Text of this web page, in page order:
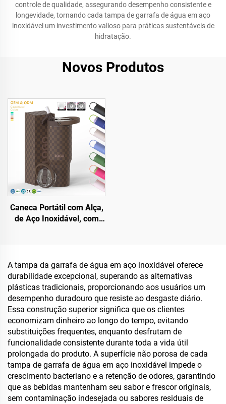
controle de qualidade, assegurando desempenho consistente e
longevidade, tornando cada tampa de garrafa de água em aço
inoxidável um investimento valioso para práticas sustentáveis de
hidratação.
Novos Produtos
Caneca Portátil com Alça,
de Aço Inoxidável, com
Quentes e Frias, com
Logotipo Personalizado
A tampa da garrafa de água em aço inoxidável oferece
durabilidade excepcional, superando as alternativas
plásticas tradicionais, proporcionando aos usuários um
desempenho duradouro que resiste ao desgaste diário.
Essa construção superior significa que os clientes
economizam dinheiro ao longo do tempo, evitando
substituições frequentes, enquanto desfrutam de
funcionalidade consistente durante toda a vida útil
prolongada do produto. A superfície não porosa de cada
tampa de garrafa de água em aço inoxidável impede o
crescimento bacteriano e a retenção de odores, garantindo
que as bebidas mantenham seu sabor e frescor originais,
sem contaminação indesejada ou sabores residuais de